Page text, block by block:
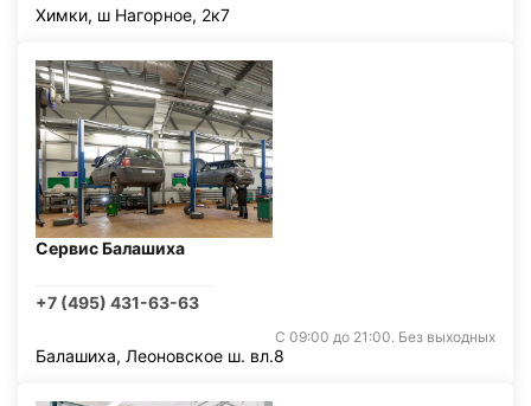
Химки, ш Нагорное, 2к7
Сервис Балашиха
+7 (495) 431-63-63
С 09:00 до 21:00. Без выходных
Балашиха, Леоновское ш. вл.8